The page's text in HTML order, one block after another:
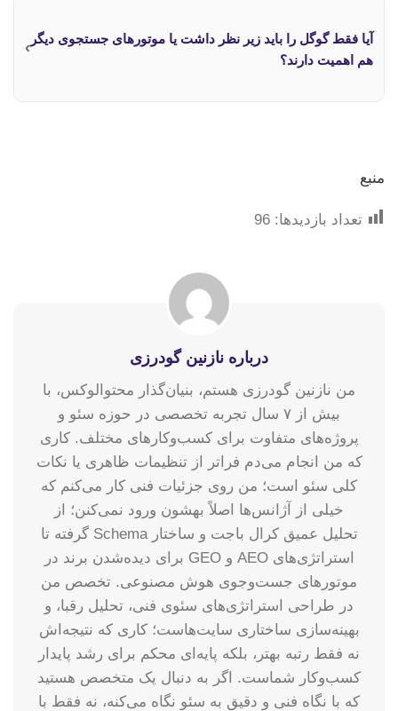
آیا فقط گوگل را باید زیر نظر داشت یا موتورهای جستجوی دیگر
هم اهمیت دارند؟
›
منبع
تعداد بازدیدها: 96
درباره نازنین گودرزی
من نازنین گودرزی هستم، بنیان‌گذار محتوالوکس، با
بیش از ۷ سال تجربه تخصصی در حوزه سئو و
پروژه‌های متفاوت برای کسب‌وکارهای مختلف. کاری
که من انجام می‌دم فراتر از تنظیمات ظاهری یا نکات
کلی سئو است؛ من روی جزئیات فنی کار می‌کنم که
خیلی از آژانس‌ها اصلاً بهشون ورود نمی‌کنن؛ از
تحلیل عمیق کرال باجت و ساختار Schema گرفته تا
استراتژی‌های AEO و GEO برای دیده‌شدن برند در
موتورهای جست‌وجوی هوش مصنوعی. تخصص من
در طراحی استراتژی‌های سئوی فنی، تحلیل رقبا، و
بهینه‌سازی ساختاری سایت‌هاست؛ کاری که نتیجه‌اش
نه فقط رتبه بهتر، بلکه پایه‌ای محکم برای رشد پایدار
کسب‌وکار شماست. اگر به دنبال یک متخصص هستید
که با نگاه فنی و دقیق به سئو نگاه می‌کنه، نه فقط با